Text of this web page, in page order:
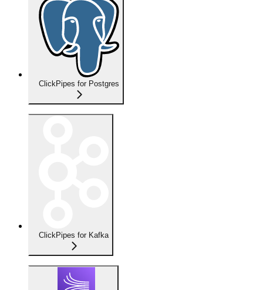
ClickPipes for Postgres
ClickPipes for Kafka